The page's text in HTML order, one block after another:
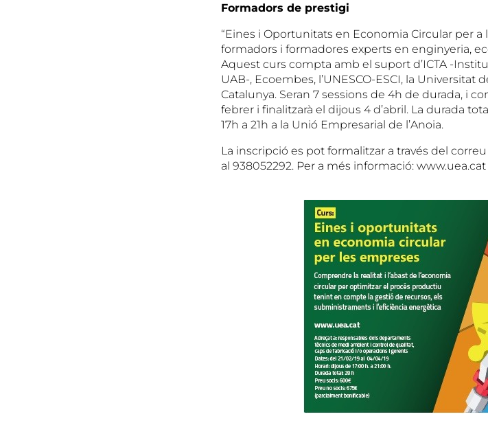
Formadors de prestigi
“Eines i Oportunitats en Economia Circular per a
formadors i formadores experts en enginyeria,
Aquest curs compta amb el suport d’ICTA -
UAB-, Ecoembes, l’UNESCO-ESCI, la Universitat
Catalunya. Seran 7 sessions de 4h de durada, i
febrer i finalitzarà el dijous 4 d’abril. La durada
17h a 21h a la Unió Empresarial de l’Anoia.
La inscripció es pot formalitzar a través del
al 938052292. Per a més informació: www.uea.cat